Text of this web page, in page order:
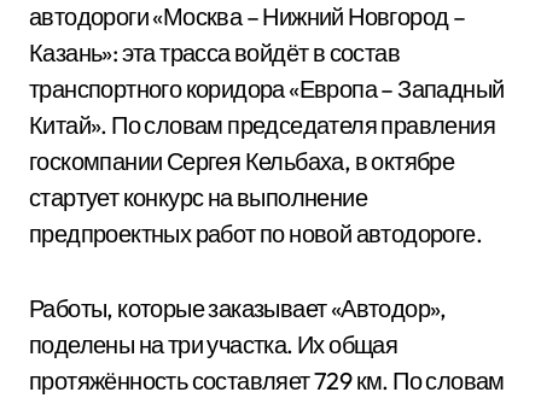
автодороги «Москва – Нижний Новгород –
Казань»: эта трасса войдёт в состав
транспортного коридора «Европа – Западный
Китай». По словам председателя правления
госкомпании Сергея Кельбаха, в октябре
стартует конкурс на выполнение
предпроектных работ по новой автодороге.
Работы, которые заказывает «Автодор»,
поделены на три участка. Их общая
протяжённость составляет 729 км. По словам